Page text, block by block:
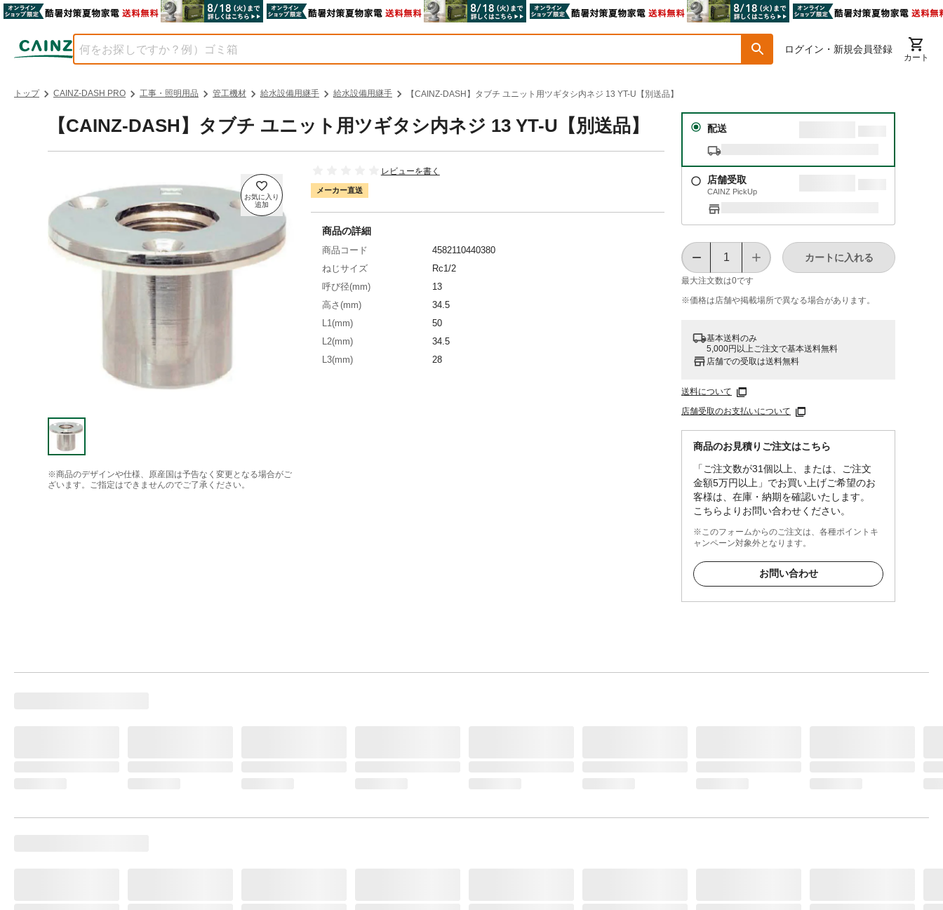
ログイン・新規会員登録
カート
トップ CAINZ-DASH PRO 工事・照明用品 管工機材 給水設備用継手 給水設備用継手 【CAINZ-DASH】タブチ ユニット用ツギタシ内ネジ 13 YT-U【別送品】
【CAINZ-DASH】タブチ ユニット用ツギタシ内ネジ 13 YT-U【別送品】
※商品のデザインや仕様、原産国は予告なく変更となる場合がご
ざいます。ご指定はできませんのでご了承ください。
レビューを書く
メーカー直送
配送
店舗受取
CAINZ PickUp
最大注文数は0です
カートに入れる
※価格は​店舗や​掲載場所で​異なる​場合が​あります。
基本送料のみ
5,000円以上ご注文で基本送料無料
店舗での受取は送料無料
送料について
店舗受取のお支払いについて
商品のお見積りご注文はこちら
「ご注文数が31個以上、または、ご注文
金額5万円以上」でお買い上げご希望のお
客様は、在庫・納期を確認いたします。
こちらよりお問い合わせください。
※このフォームからのご注文は、各種ポイントキ
ャンペーン対象外となります。
お問い合わせ
商品の詳細
商品コード
4582110440380
ねじサイズ
Rc1/2
呼び径(mm)
13
高さ(mm)
34.5
L1(mm)
50
L2(mm)
34.5
L3(mm)
28